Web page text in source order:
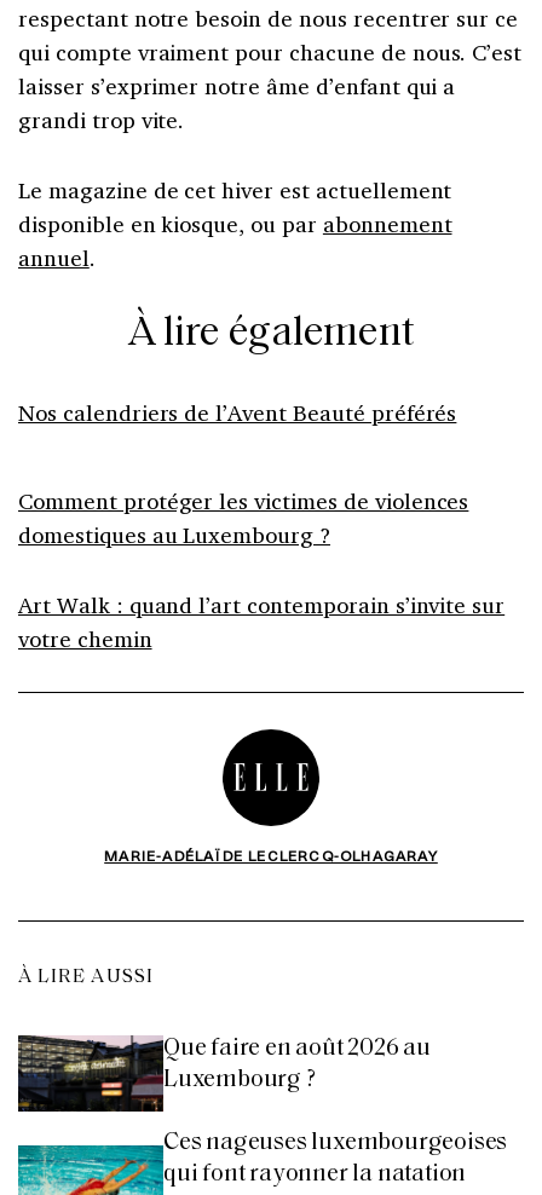
respectant notre besoin de nous recentrer sur ce
qui compte vraiment pour chacune de nous. C’est
laisser s’exprimer notre âme d’enfant qui a
grandi trop vite.
Le magazine de cet hiver est actuellement
disponible en kiosque, ou par abonnement
annuel.
À lire également
Nos calendriers de l’Avent Beauté préférés
Comment protéger les victimes de violences
domestiques au Luxembourg ?
Art Walk : quand l’art contemporain s’invite sur
votre chemin
MARIE-ADÉLAÏDE LECLERCQ-OLHAGARAY
À LIRE AUSSI
Que faire en août 2026 au
Luxembourg ?
Ces nageuses luxembourgeoises
qui font rayonner la natation